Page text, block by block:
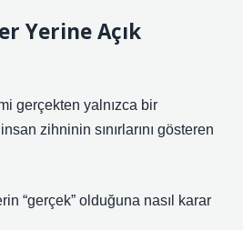
Yerine Açık
gerçekten yalnızca bir
zihninin sınırlarını gösteren
“gerçek” olduğuna nasıl karar